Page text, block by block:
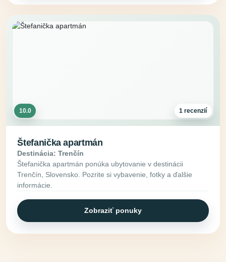
10.0 1 recenzií
Štefanička apartmán
Destinácia: Trenčín
Štefanička apartmán ponúka ubytovanie v destinácii
Trenčín, Slovensko. Pozrite si vybavenie, fotky a ďalšie
informácie.
Zobraziť ponuky